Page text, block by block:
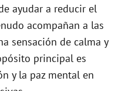
ayudar a reducir el
acompañan a las
sensación de calma y
principal es
y la paz mental en